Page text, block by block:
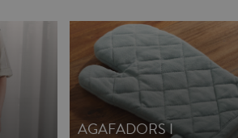
AGAFADORS I